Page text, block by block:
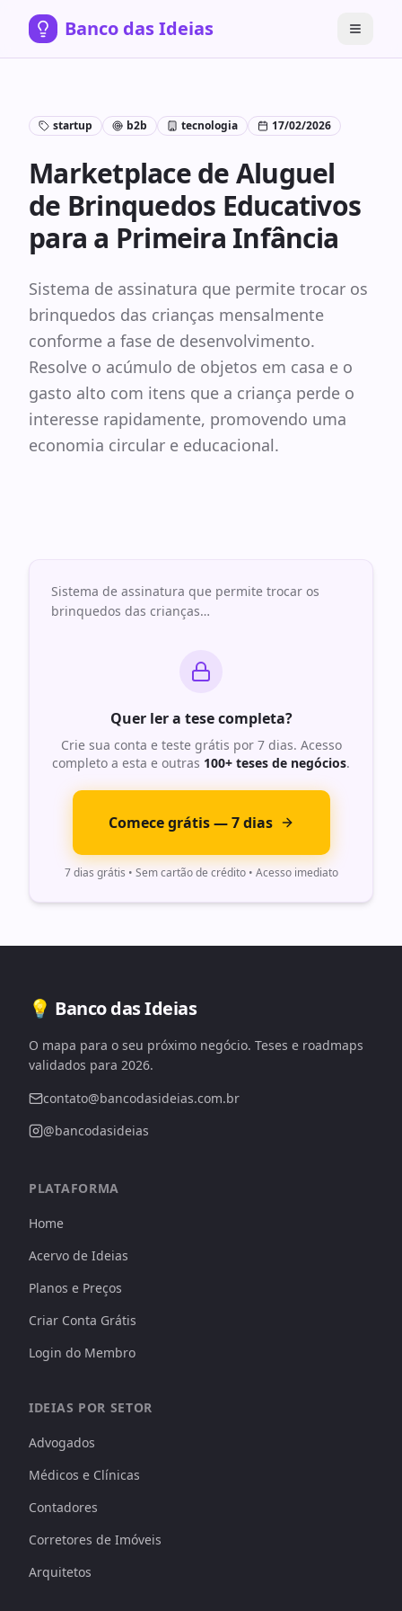
Banco das Ideias
startup b2b tecnologia 17/02/2026
Marketplace de Aluguel
de Brinquedos Educativos
para a Primeira Infância
Sistema de assinatura que permite trocar os
brinquedos das crianças mensalmente
conforme a fase de desenvolvimento.
Resolve o acúmulo de objetos em casa e o
gasto alto com itens que a criança perde o
interesse rapidamente, promovendo uma
economia circular e educacional.
Sistema de assinatura que permite trocar os
brinquedos das crianças…
Quer ler a tese completa?
Crie sua conta e teste grátis por 7 dias. Acesso
completo a esta e outras 100+ teses de negócios.
Comece grátis — 7 dias
7 dias grátis • Sem cartão de crédito • Acesso imediato
💡 Banco das Ideias
O mapa para o seu próximo negócio. Teses e roadmaps
validados para 2026.
contato@bancodasideias.com.br
@bancodasideias
PLATAFORMA
Home
Acervo de Ideias
Planos e Preços
Criar Conta Grátis
Login do Membro
IDEIAS POR SETOR
Advogados
Médicos e Clínicas
Contadores
Corretores de Imóveis
Arquitetos